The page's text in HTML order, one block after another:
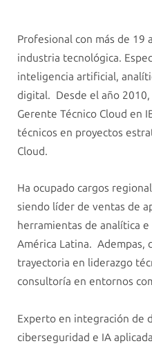
Profesional con más de 19
industria tecnológica.
inteligencia artificial,
digital. Desde el año
Gerente Técnico Cloud en
técnicos en proyectos
Cloud.
Ha ocupado cargos
siendo líder de ventas de
herramientas de analítica
América Latina. Adempas,
trayectoria en liderazgo
consultoría en entornos
Experto en integración de
ciberseguridad e IA